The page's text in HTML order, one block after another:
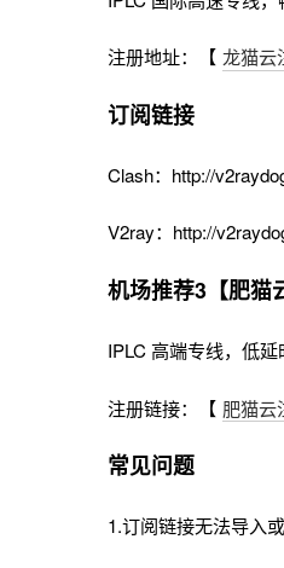
注册地址：【 龙猫云
订阅链接
Clash：http://
V2ray：http://
机场推荐3【肥猫
IPLC 高端专线，低
注册链接：【 肥猫云
常见问题
1.订阅链接无法导入或